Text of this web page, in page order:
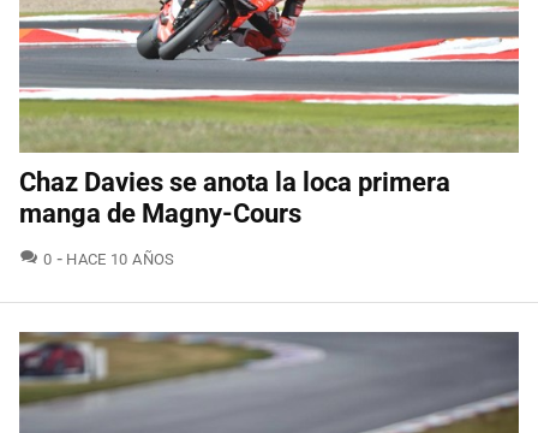
Chaz Davies se anota la loca primera
manga de Magny-Cours
0 COMENTARIOS
HACE 10 AÑOS